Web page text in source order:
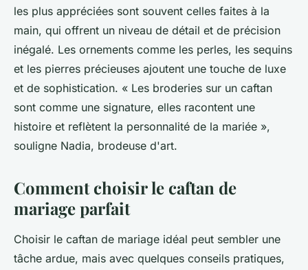
les plus appréciées sont souvent celles faites à la
main, qui offrent un niveau de détail et de précision
inégalé. Les ornements comme les perles, les sequins
et les pierres précieuses ajoutent une touche de luxe
et de sophistication. « Les broderies sur un caftan
sont comme une signature, elles racontent une
histoire et reflètent la personnalité de la mariée »,
souligne Nadia, brodeuse d'art.
Comment choisir le caftan de
mariage parfait
Choisir le caftan de mariage idéal peut sembler une
tâche ardue, mais avec quelques conseils pratiques,